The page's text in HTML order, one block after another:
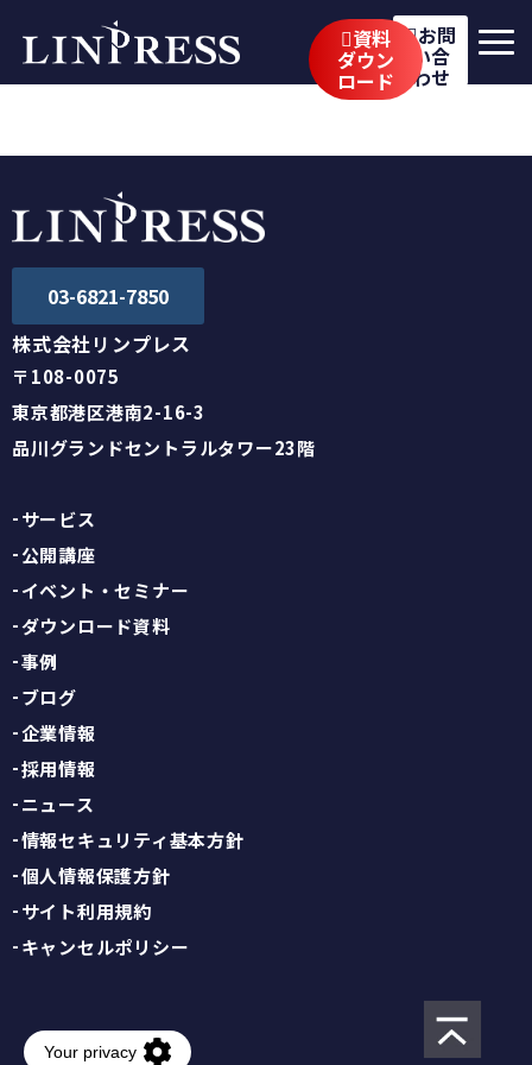
資料
ダウン
ロード
お問
い合
わせ
サービス
公開講座
イベント・セミナー
03-6821-7850
株式会社リンプレス
〒108-0075
東京都港区港南2-16-3
品川グランドセントラルタワー23階
サービス
公開講座
イベント・セミナー
ダウンロード資料
事例
ブログ
企業情報
採用情報
ニュース
情報セキュリティ基本方針
個人情報保護方針
サイト利用規約
キャンセルポリシー